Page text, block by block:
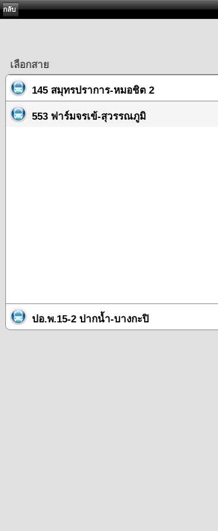
กลับ
เลือกสาย
145 สมุทรปราการ-หมอชิต 2
553 ฟาร์มจรเข้-สุวรรณภูมิ
ปอ.พ.15-2 ปากน้ำ-บางกะปิ